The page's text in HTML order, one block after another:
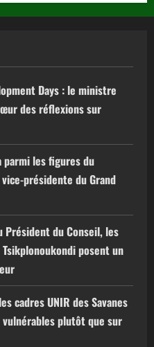
Days : le ministre
des réflexions sur
parmi les figures du
présidente du Grand
du Conseil, les
posent un
cadres UNIR des Savanes
plutôt que sur